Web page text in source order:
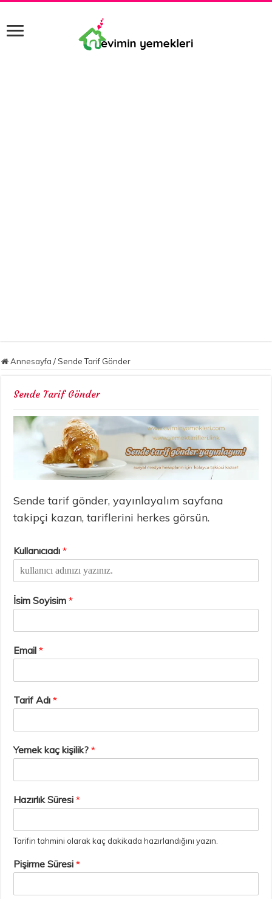
Annesayfa / Sende Tarif Gönder
Sende Tarif Gönder
Sende tarif gönder, yayınlayalım sayfana
takipçi kazan, tariflerini herkes görsün.
Kullanıcıadı*
İsim Soyisim*
Email*
Tarif Adı*
Yemek kaç kişilik?*
Hazırlık Süresi*
Tarifin tahmini olarak kaç dakikada hazırlandığını yazın.
Pişirme Süresi*